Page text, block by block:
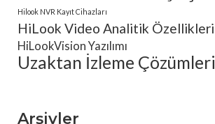
Hilook NVR Kayıt Cihazları
HiLook Video Analitik Özellikleri
HiLookVision Yazılımı
Uzaktan İzleme Çözümleri
Arşivler